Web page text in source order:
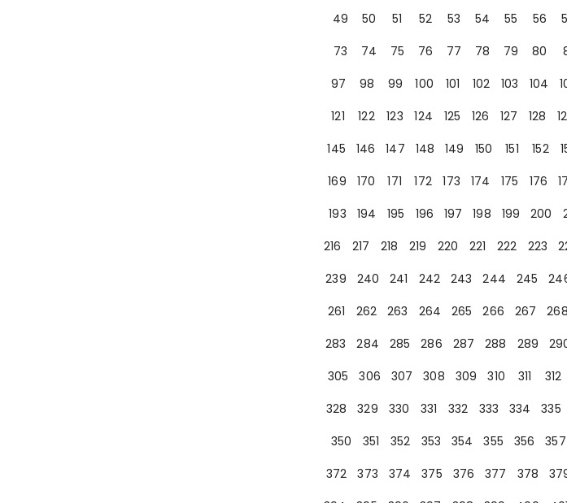
49
50 51 52 53 54 55 56
73
74 75 76 77 78 79 80
97
98 99 100 101 102 103 104
121
122 123 124 125 126 127 128
145
146 147 148 149 150 151 152
169
170 171 172 173 174 175 176
193
194 195 196 197 198 199 200
216
217 218 219 220 221 222 223
239
240 241 242 243 244 245
261
262 263 264 265 266 267 268
283
284 285 286 287 288 289
305
306 307 308 309 310 311 312
328
329 330 331 332 333 334 335
350
351 352 353 354 355 356 357
372
373 374 375 376 377 378